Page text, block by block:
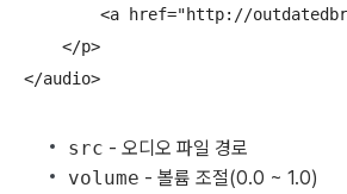
<a href="http://
    </p>
</audio>
src - 오디오 파일 경로
volume - 볼륨 조절(0.0 ~ 1.0)